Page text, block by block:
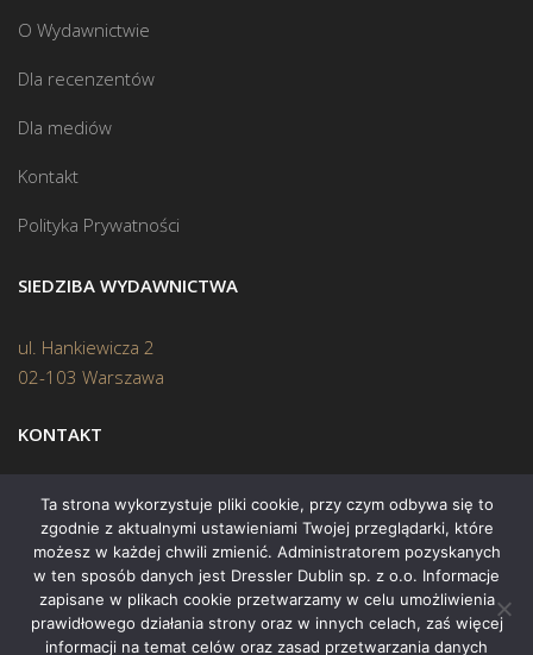
O Wydawnictwie
Dla recenzentów
Dla mediów
Kontakt
Polityka Prywatności
SIEDZIBA WYDAWNICTWA
ul. Hankiewicza 2
02-103 Warszawa
KONTAKT
Biuro:(22) 45 70 402
Mail:biuro@swiatksiazki.pl
Ta strona wykorzystuje pliki cookie, przy czym odbywa się to
zgodnie z aktualnymi ustawieniami Twojej przeglądarki, które
możesz w każdej chwili zmienić. Administratorem pozyskanych
w ten sposób danych jest Dressler Dublin sp. z o.o. Informacje
zapisane w plikach cookie przetwarzamy w celu umożliwienia
prawidłowego działania strony oraz w innych celach, zaś więcej
informacji na temat celów oraz zasad przetwarzania danych